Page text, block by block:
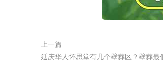
上一篇
延庆华人怀思堂有几个壁葬区？壁葬最